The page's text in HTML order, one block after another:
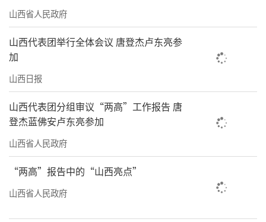
山西省人民政府
山西代表团举行全体会议 唐登杰卢东亮参
加
山西日报
山西代表团分组审议“两高”工作报告 唐
登杰蓝佛安卢东亮参加
山西省人民政府
“两高”报告中的“山西亮点”
山西省人民政府